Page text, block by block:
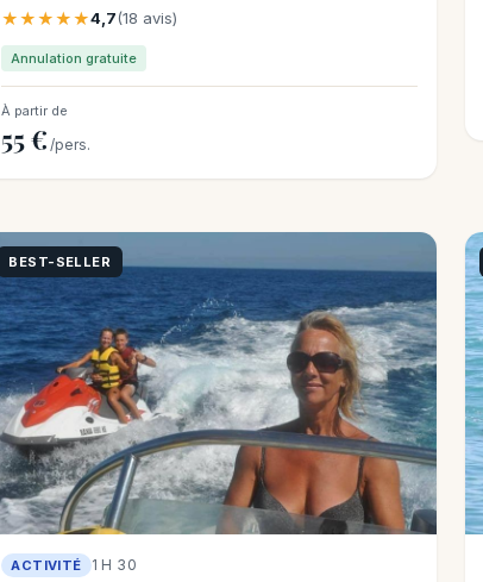
★★★★★4,7(18 avis)
Annulation gratuite
À partir de
55 € /pers.
BEST-SELLER
ACTIVITÉ 1 H 30